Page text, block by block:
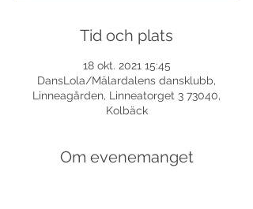
Tid och plats
18 okt. 2021 15:45
DansLola/Mälardalens dansklubb,
Linneagården, Linneatorget 3 73040,
Kolbäck
Om evenemanget